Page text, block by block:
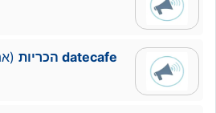
datecafe הכריות